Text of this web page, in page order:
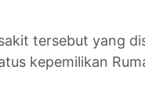
tersebut yang
kepemilikan